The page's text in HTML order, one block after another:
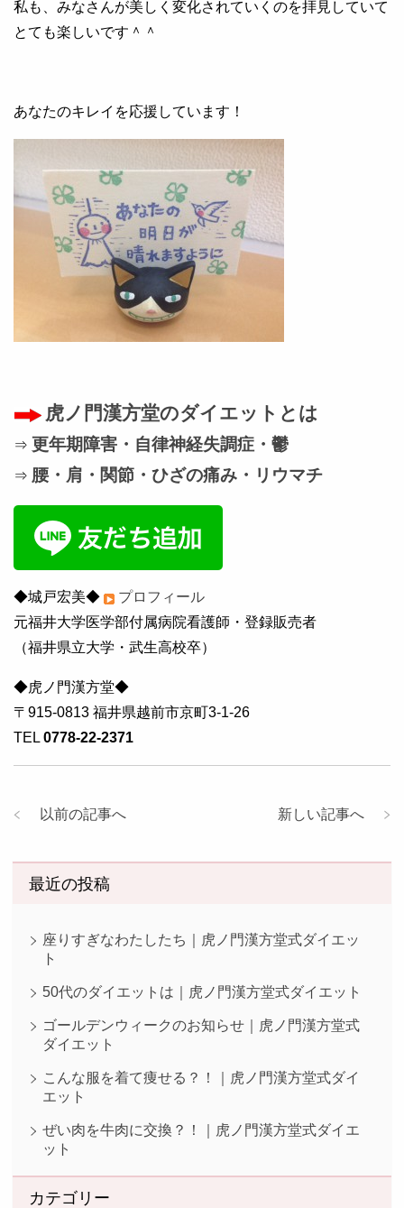
私も、みなさんが美しく変化されていくのを拝見していて
とても楽しいです＾＾
あなたのキレイを応援しています！
虎ノ門漢方堂のダイエットとは
⇒ 更年期障害・自律神経失調症・鬱
⇒ 腰・肩・関節・ひざの痛み・リウマチ
◆城戸宏美◆
プロフィール
元福井大学医学部付属病院看護師・登録販売者
（福井県立大学・武生高校卒）
◆虎ノ門漢方堂◆
〒915-0813 福井県越前市京町3-1-26
TEL 0778-22-2371
新しい記事へ
以前の記事へ
最近の投稿
座りすぎなわたしたち｜虎ノ門漢方堂式ダイエッ
ト
50代のダイエットは｜虎ノ門漢方堂式ダイエット
ゴールデンウィークのお知らせ｜虎ノ門漢方堂式
ダイエット
こんな服を着て痩せる？！｜虎ノ門漢方堂式ダイ
エット
ぜい肉を牛肉に交換？！｜虎ノ門漢方堂式ダイエ
ット
カテゴリー